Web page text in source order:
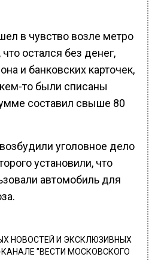
в чувство возле метро
остался без денег,
и банковских карточек,
то были списаны
составил свыше 80
уголовное дело
установили, что
автомобиль для
НОВОСТЕЙ И ЭКСКЛЮЗИВНЫХ
"ВЕСТИ МОСКОВСКОГО